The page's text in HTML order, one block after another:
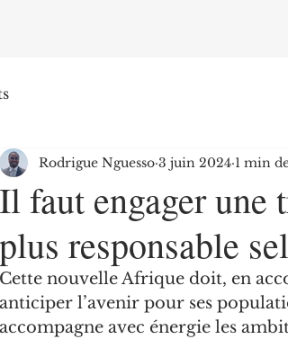
Il faut engager une
plus responsable
Rodrigue Nguesso 3 juin 2024 1 min
Cette nouvelle Afrique doit, en
anticiper l’avenir pour ses
accompagne avec énergie les